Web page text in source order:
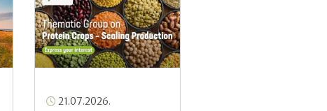
21.07.2026.